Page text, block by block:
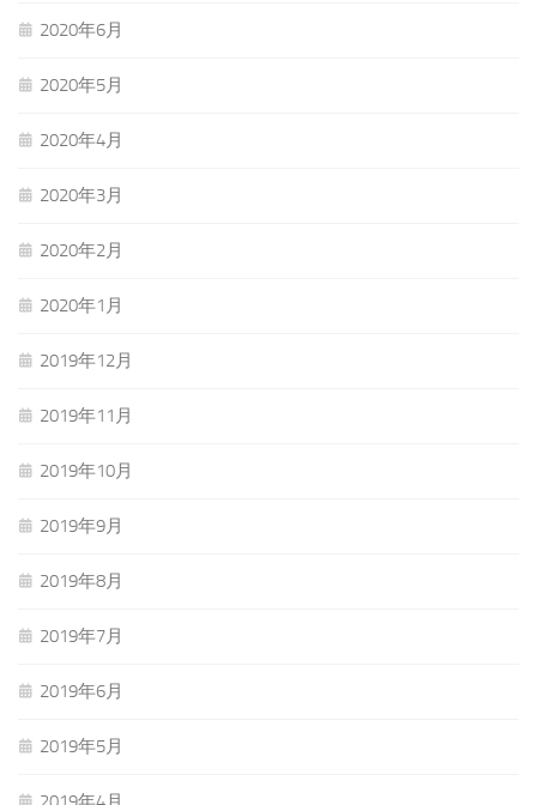
2020年6月
2020年5月
2020年4月
2020年3月
2020年2月
2020年1月
2019年12月
2019年11月
2019年10月
2019年9月
2019年8月
2019年7月
2019年6月
2019年5月